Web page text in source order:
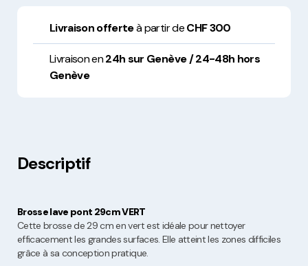
Livraison offerteà partir deCHF 300
Livraison en24h sur Genève / 24-48h hors
Genève
Descriptif
Brosse lave pont 29cm VERT
Cette brosse de 29 cm en vert est idéale pour nettoyer
efficacement les grandes surfaces. Elle atteint les zones difficiles
grâce à sa conception pratique.